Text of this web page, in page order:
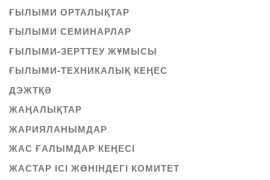
ҒЫЛЫМИ ОРТАЛЫҚТАР
ҒЫЛЫМИ СЕМИНАРЛАР
ҒЫЛЫМИ-ЗЕРТТЕУ ЖҰМЫСЫ
ҒЫЛЫМИ-ТЕХНИКАЛЫҚ КЕҢЕС
ДЭЖТҚӘ
ЖАҢАЛЫҚТАР
ЖАРИЯЛАНЫМДАР
ЖАС ҒАЛЫМДАР КЕҢЕСІ
ЖАСТАР ІСІ ЖӨНІНДЕГІ КОМИТЕТ